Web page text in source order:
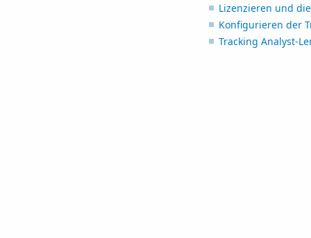
Lizenzieren und
Konfigurieren der
Tracking Analyst-